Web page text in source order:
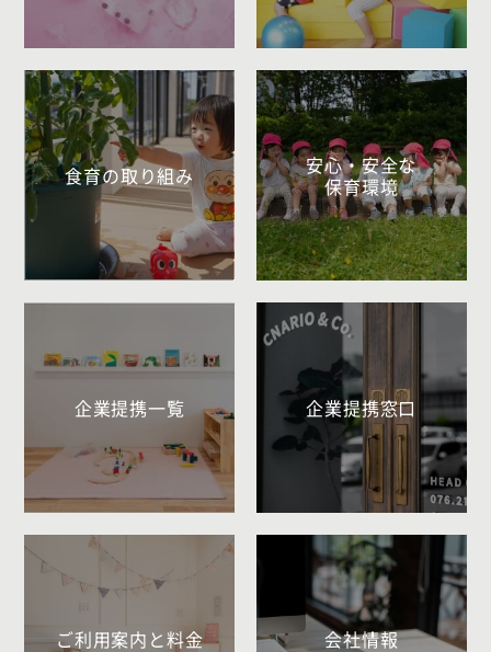
食育の取り組み
安心・安全な
保育環境
企業提携一覧 企業提携窓口
ご利用案内と料金 会社情報